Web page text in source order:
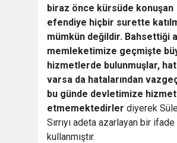
biraz önce kürsüde konuşan
efendiye hiçbir surette
mümkün değildir. Bahsettiği
memleketimize geçmişte
hizmetlerde bulunmuşlar,
varsa da hatalarından
bu günde devletimize
etmemektedirler diyerek
Sırrıyı adeta azarlayan bir ifade
kullanmıştır.